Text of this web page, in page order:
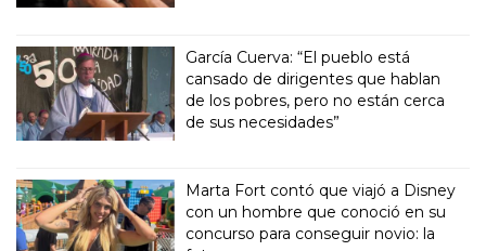
García Cuerva: “El pueblo está
cansado de dirigentes que hablan
de los pobres, pero no están cerca
de sus necesidades”
Marta Fort contó que viajó a Disney
con un hombre que conoció en su
concurso para conseguir novio: la